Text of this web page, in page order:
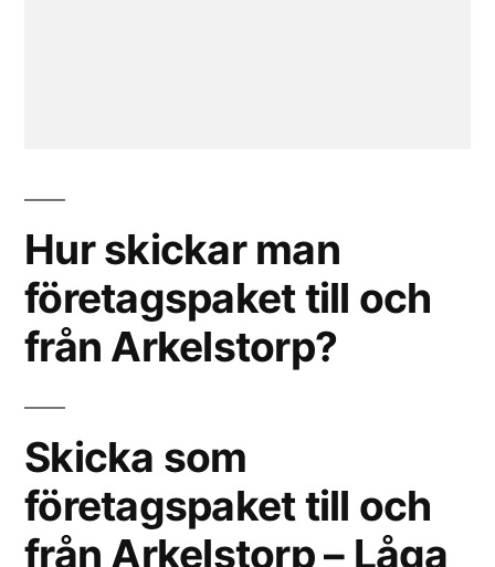
Hur skickar man
företagspaket till och
från Arkelstorp?
Skicka som
företagspaket till och
från Arkelstorp – Låga